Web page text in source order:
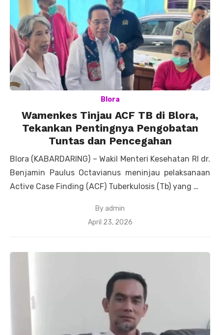
Blora
Wamenkes Tinjau ACF TB di Blora,
Tekankan Pentingnya Pengobatan
Tuntas dan Pencegahan
Blora (KABARDARING) – Wakil Menteri Kesehatan RI dr.
Benjamin Paulus Octavianus meninjau pelaksanaan
Active Case Finding (ACF) Tuberkulosis (Tb) yang …
By admin
Posted
April 23, 2026